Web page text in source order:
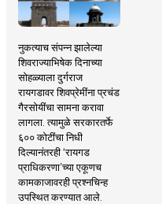
नुकत्याच संपन्न झालेल्या
शिवराज्याभिषेक दिनाच्या
सोहळ्याला दुर्गराज
रायगडावर शिवप्रेमींना प्रचंड
गैरसोयींचा सामना करावा
लागला. त्यामुळे सरकारतर्फे
६०० कोटींचा निधी
दिल्यानंतरही ‘रायगड
प्राधिकरणा’च्या एकूणच
कामकाजावरही प्रश्नचिन्ह
उपस्थित करण्यात आले.